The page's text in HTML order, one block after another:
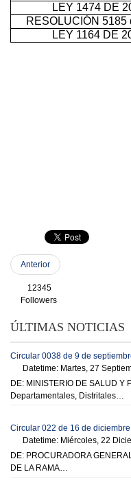
LEY 1474 DE
RESOLUCIÓN 5185
LEY 1164 DE
Anterior
12345
Followers
ÚLTIMAS NOTICIAS
Circular 0038 de 9 de
Datetime: Martes, 27
DE: MINISTERIO DE SALUD Y
Departamentales, Distritales…
Circular 022 de 16 de diciembre
Datetime: Miércoles, 22
DE: PROCURADORA
DE LA RAMA…